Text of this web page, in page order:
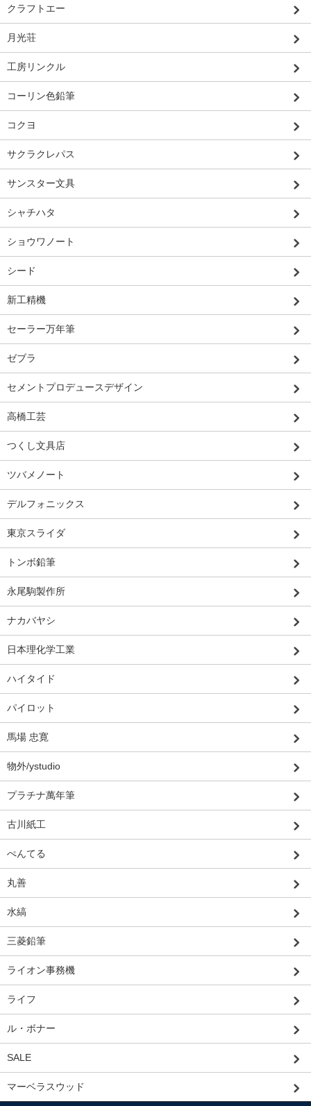
クラフトエー
月光荘
工房リンクル
コーリン色鉛筆
コクヨ
サクラクレパス
サンスター文具
シャチハタ
ショウワノート
シード
新工精機
セーラー万年筆
ゼブラ
セメントプロデュースデザイン
高橋工芸
つくし文具店
ツバメノート
デルフォニックス
東京スライダ
トンボ鉛筆
永尾駒製作所
ナカバヤシ
日本理化学工業
ハイタイド
パイロット
馬場 忠寛
物外/ystudio
プラチナ萬年筆
古川紙工
ぺんてる
丸善
水縞
三菱鉛筆
ライオン事務機
ライフ
ル・ボナー
SALE
マーベラスウッド